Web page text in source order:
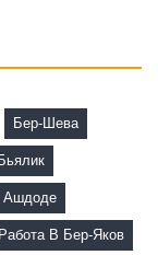
Бер-Шева
Ашдоде
Работа В Бер-Яков